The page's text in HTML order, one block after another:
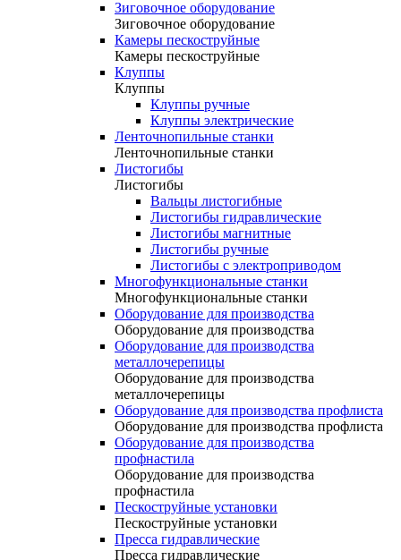
Зиговочное оборудование
Зиговочное оборудование
Камеры пескоструйные
Камеры пескоструйные
Клуппы
Клуппы
Клуппы ручные
Клуппы электрические
Ленточнопильные станки
Ленточнопильные станки
Листогибы
Листогибы
Вальцы листогибные
Листогибы гидравлические
Листогибы магнитные
Листогибы ручные
Листогибы с электроприводом
Многофункциональные станки
Многофункциональные станки
Оборудование для производства
Оборудование для производства
Оборудование для производства
металлочерепицы
Оборудование для производства
металлочерепицы
Оборудование для производства профлиста
Оборудование для производства профлиста
Оборудование для производства
профнастила
Оборудование для производства
профнастила
Пескоструйные установки
Пескоструйные установки
Пресса гидравлические
Пресса гидравлические